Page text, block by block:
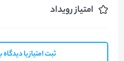
امتیاز رویداد
ثبت امتیاز یا دیدگاه